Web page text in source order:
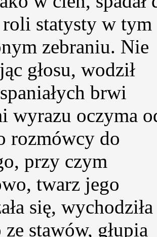
statysty w tym
zebraniu. Nie
głosu, wodził
brwi
wyrazu oczyma
rozmówcy do
przy czym
twarz jego
się, wychodziła
stawów, głupia